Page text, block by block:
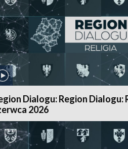
Dialogu: Region Dialogu:
2026